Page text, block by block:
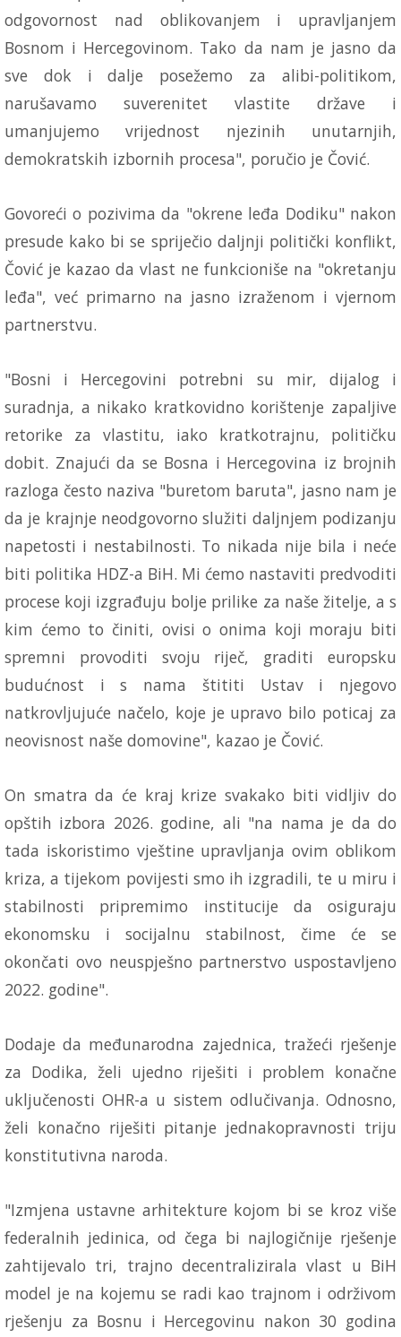
odgovornost nad oblikovanjem i upravljanjem
Bosnom i Hercegovinom. Tako da nam je jasno da
sve dok i dalje posežemo za alibi-politikom,
narušavamo suverenitet vlastite države i
umanjujemo vrijednost njezinih unutarnjih,
demokratskih izbornih procesa", poručio je Čović.
Govoreći o pozivima da "okrene leđa Dodiku" nakon
presude kako bi se spriječio daljnji politički konflikt,
Čović je kazao da vlast ne funkcioniše na "okretanju
leđa", već primarno na jasno izraženom i vjernom
partnerstvu.
"Bosni i Hercegovini potrebni su mir, dijalog i
suradnja, a nikako kratkovidno korištenje zapaljive
retorike za vlastitu, iako kratkotrajnu, političku
dobit. Znajući da se Bosna i Hercegovina iz brojnih
razloga često naziva "buretom baruta", jasno nam je
da je krajnje neodgovorno služiti daljnjem podizanju
napetosti i nestabilnosti. To nikada nije bila i neće
biti politika HDZ-a BiH. Mi ćemo nastaviti predvoditi
procese koji izgrađuju bolje prilike za naše žitelje, a s
kim ćemo to činiti, ovisi o onima koji moraju biti
spremni provoditi svoju riječ, graditi europsku
budućnost i s nama štititi Ustav i njegovo
natkrovljujuće načelo, koje je upravo bilo poticaj za
neovisnost naše domovine", kazao je Čović.
On smatra da će kraj krize svakako biti vidljiv do
opštih izbora 2026. godine, ali "na nama je da do
tada iskoristimo vještine upravljanja ovim oblikom
kriza, a tijekom povijesti smo ih izgradili, te u miru i
stabilnosti pripremimo institucije da osiguraju
ekonomsku i socijalnu stabilnost, čime će se
okončati ovo neuspješno partnerstvo uspostavljeno
2022. godine".
Dodaje da međunarodna zajednica, tražeći rješenje
za Dodika, želi ujedno riješiti i problem konačne
uključenosti OHR-a u sistem odlučivanja. Odnosno,
želi konačno riješiti pitanje jednakopravnosti triju
konstitutivna naroda.
"Izmjena ustavne arhitekture kojom bi se kroz više
federalnih jedinica, od čega bi najlogičnije rješenje
zahtijevalo tri, trajno decentralizirala vlast u BiH
model je na kojemu se radi kao trajnom i održivom
rješenju za Bosnu i Hercegovinu nakon 30 godina